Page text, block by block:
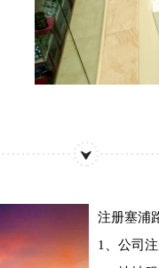
注册塞浦
1、公司